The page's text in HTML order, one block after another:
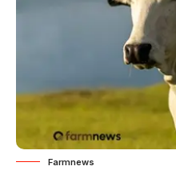
Farmnews